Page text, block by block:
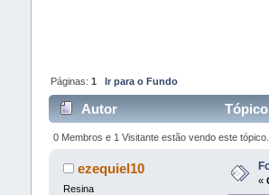
Páginas: 1 Ir para o Fundo
Autor
0 Membros e 1 Visitante estão vendo este tópico.
ezequiel10
Resina
«